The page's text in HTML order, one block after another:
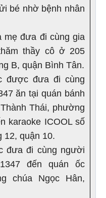
bé nhờ bệnh nhân
mẹ đưa đi cùng gia
thầy cô ở 205
B, quận Bình Tân.
được đưa đi cùng
ăn tại quán bánh
Thái, phường
karaoke ICOOL số
12, quận 10.
đưa đi cùng người
đến quán ốc
chúa Ngọc Hân,